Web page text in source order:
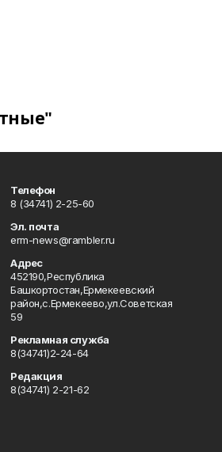
Телефон
8 (34741) 2-25-60
Эл. почта
erm-news@rambler.ru
Адрес
452190,Республика
Башкортостан,Ермекеевский
район,с.Ермекеево,ул.Советская
59
Рекламная служба
8(34741)2-24-64
Редакция
8(34741) 2-21-62